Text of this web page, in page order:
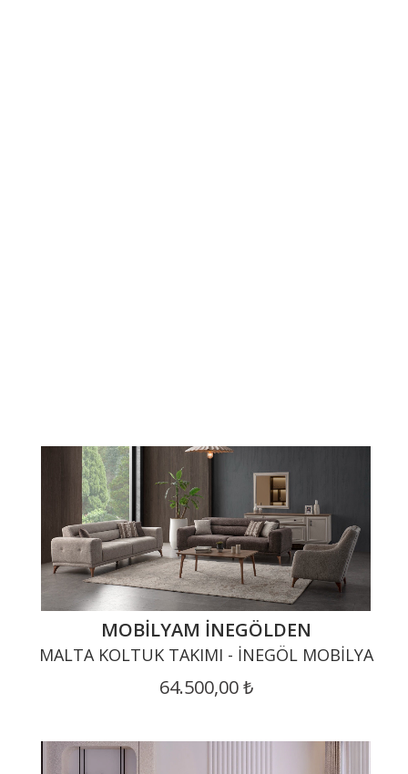
MOBILYAM İNEGÖLDEN
MALTA KOLTUK TAKIMI - İNEGÖL MOBILYA
64.500,00 ₺